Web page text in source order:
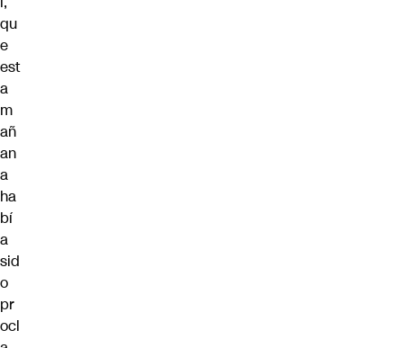
qu
e
est
a
m
añ
an
a
ha
bí
a
sid
o
pr
ocl